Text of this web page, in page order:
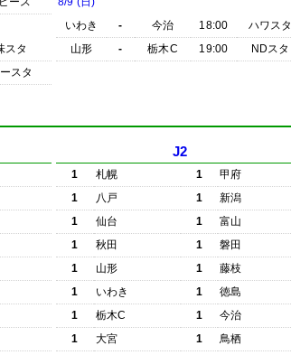
スタ
スタ
いわき
- 今治 18:00
ハワスタ
山形
- 栃木C 19:00 NDスタ
J2
1 札幌 1
甲府
1
八戸 1
新潟
1
仙台 1
富山
1
秋田 1
磐田
1
山形 1
藤枝
1
いわき 1
徳島
1
栃木C 1
今治
1
大宮 1
鳥栖